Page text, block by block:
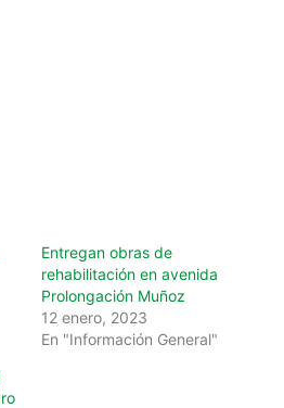
Entregan obras de
rehabilitación en avenida
Prolongación Muñoz
12 enero, 2023
En "Información General"